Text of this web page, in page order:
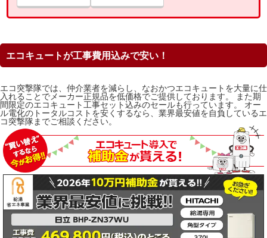
エコキュートが工事費用込みで安い！
エコ突撃隊では、仲介業者を減らし、なおかつエコキュートを大量に仕
入れることでメーカー正規品を低価格でご提供しております。 また期
間限定のエコキュート工事セット込みのセールも行っています。 オー
ル電化のトータルコストを安くするなら、業界最安値を自負しているエ
コ突撃隊までご相談ください。